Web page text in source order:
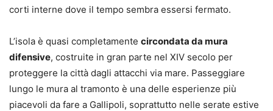
corti interne dove il tempo sembra essersi fermato.
L’isola è quasi completamente circondata da mura
difensive, costruite in gran parte nel XIV secolo per
proteggere la città dagli attacchi via mare. Passeggiare
lungo le mura al tramonto è una delle esperienze più
piacevoli da fare a Gallipoli, soprattutto nelle serate estive